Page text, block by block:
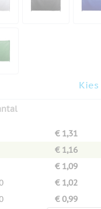
€ 1,31
€ 1,16
€ 1,09
€ 1,02
€ 0,99